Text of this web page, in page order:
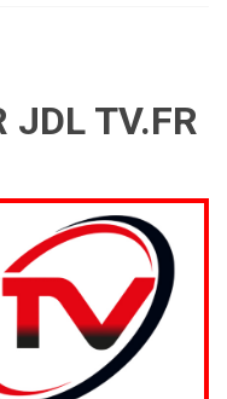
JDL TV.FR